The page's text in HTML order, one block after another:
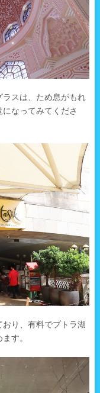
スは、ため息がもれ
なってみてくださ
り、有料でプトラ湖
す。